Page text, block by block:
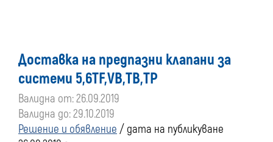
поръчки,
стартирани
Доставка на предпазни клапани за
системи 5,6TF,VB,TB,TP
Валидна от: 26.09.2019
Валидна до: 29.10.2019
Решение и обявление / дата на публикуване